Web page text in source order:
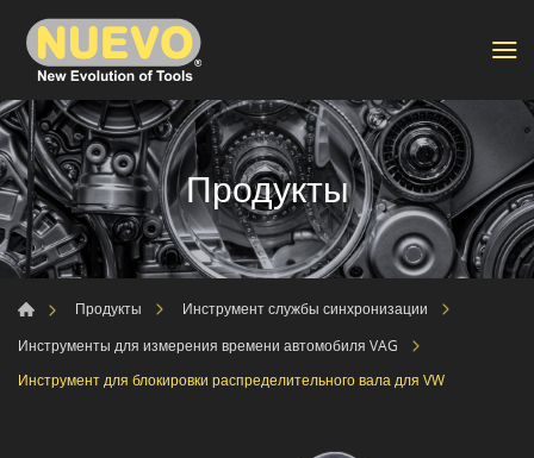
Продукты
Продукты
Инструмент службы синхронизации
Инструменты для измерения времени автомобиля VAG
Инструмент для блокировки распределительного вала для VW